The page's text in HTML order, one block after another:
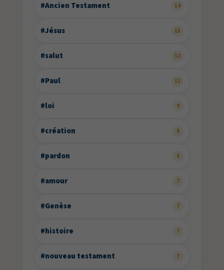
#Ancien Testament 14
#Jésus 13
#salut 12
#Paul 11
#loi 9
#création 8
#pardon 8
#amour 7
#Genèse 7
#histoire 7
#nouveau testament 7